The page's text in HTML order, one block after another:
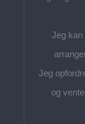
Jeg kan
Jeg
og